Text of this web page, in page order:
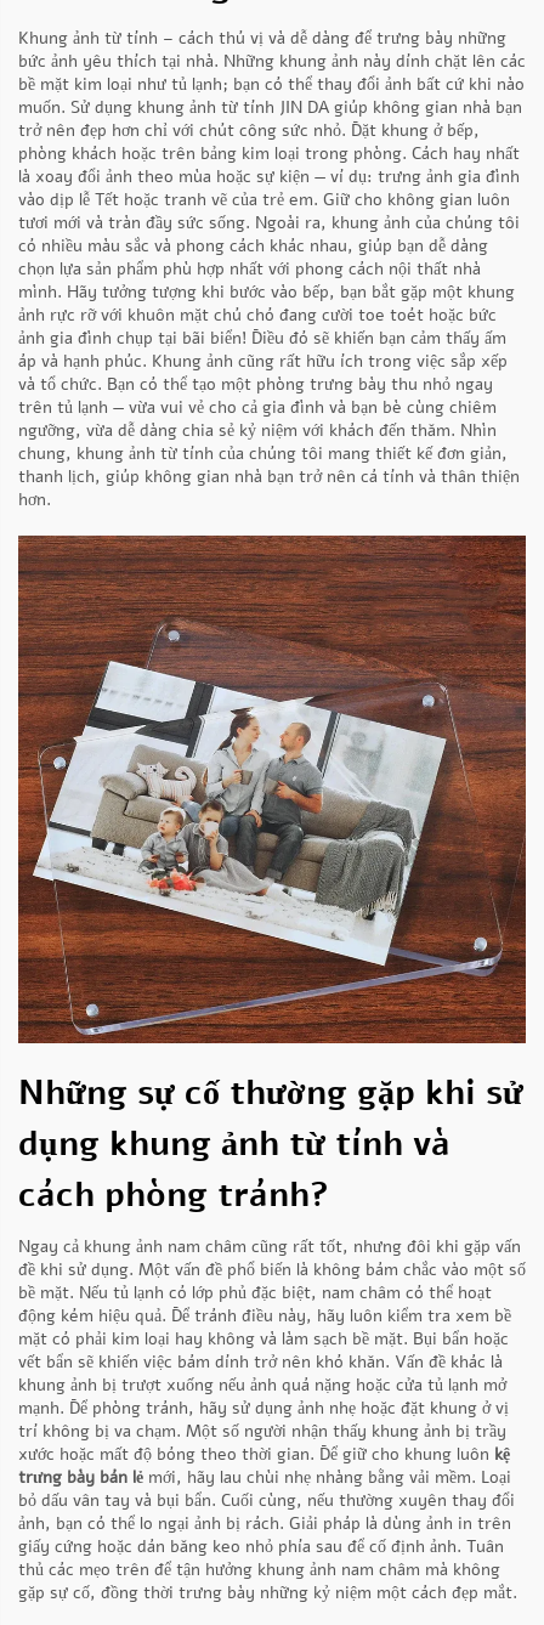
Khung ảnh từ tính – cách thú vị và dễ dàng để trưng bày những
bức ảnh yêu thích tại nhà. Những khung ảnh này dính chặt lên các
bề mặt kim loại như tủ lạnh; bạn có thể thay đổi ảnh bất cứ khi nào
muốn. Sử dụng khung ảnh từ tính JIN DA giúp không gian nhà bạn
trở nên đẹp hơn chỉ với chút công sức nhỏ. Đặt khung ở bếp,
phòng khách hoặc trên bảng kim loại trong phòng. Cách hay nhất
là xoay đổi ảnh theo mùa hoặc sự kiện — ví dụ: trưng ảnh gia đình
vào dịp lễ Tết hoặc tranh vẽ của trẻ em. Giữ cho không gian luôn
tươi mới và tràn đầy sức sống. Ngoài ra, khung ảnh của chúng tôi
có nhiều màu sắc và phong cách khác nhau, giúp bạn dễ dàng
chọn lựa sản phẩm phù hợp nhất với phong cách nội thất nhà
mình. Hãy tưởng tượng khi bước vào bếp, bạn bắt gặp một khung
ảnh rực rỡ với khuôn mặt chú chó đang cười toe toét hoặc bức
ảnh gia đình chụp tại bãi biển! Điều đó sẽ khiến bạn cảm thấy ấm
áp và hạnh phúc. Khung ảnh cũng rất hữu ích trong việc sắp xếp
và tổ chức. Bạn có thể tạo một phòng trưng bày thu nhỏ ngay
trên tủ lạnh — vừa vui vẻ cho cả gia đình và bạn bè cùng chiêm
ngưỡng, vừa dễ dàng chia sẻ kỷ niệm với khách đến thăm. Nhìn
chung, khung ảnh từ tính của chúng tôi mang thiết kế đơn giản,
thanh lịch, giúp không gian nhà bạn trở nên cá tính và thân thiện
hơn.
Những sự cố thường gặp khi sử
dụng khung ảnh từ tính và
cách phòng tránh?
Ngay cả khung ảnh nam châm cũng rất tốt, nhưng đôi khi gặp vấn
đề khi sử dụng. Một vấn đề phổ biến là không bám chắc vào một số
bề mặt. Nếu tủ lạnh có lớp phủ đặc biệt, nam châm có thể hoạt
động kém hiệu quả. Để tránh điều này, hãy luôn kiểm tra xem bề
mặt có phải kim loại hay không và làm sạch bề mặt. Bụi bẩn hoặc
vết bẩn sẽ khiến việc bám dính trở nên khó khăn. Vấn đề khác là
khung ảnh bị trượt xuống nếu ảnh quá nặng hoặc cửa tủ lạnh mở
mạnh. Để phòng tránh, hãy sử dụng ảnh nhẹ hoặc đặt khung ở vị
trí không bị va chạm. Một số người nhận thấy khung ảnh bị trầy
xước hoặc mất độ bóng theo thời gian. Để giữ cho khung luôn kệ
trưng bày bán lẻ mới, hãy lau chùi nhẹ nhàng bằng vải mềm. Loại
bỏ dấu vân tay và bụi bẩn. Cuối cùng, nếu thường xuyên thay đổi
ảnh, bạn có thể lo ngại ảnh bị rách. Giải pháp là dùng ảnh in trên
giấy cứng hoặc dán băng keo nhỏ phía sau để cố định ảnh. Tuân
thủ các mẹo trên để tận hưởng khung ảnh nam châm mà không
gặp sự cố, đồng thời trưng bày những kỷ niệm một cách đẹp mắt.